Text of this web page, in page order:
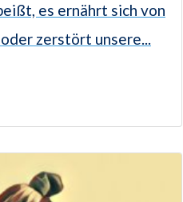
es ernährt sich von
zerstört unsere...